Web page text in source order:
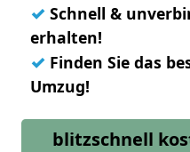
✓ Schnell &
erhalten!
✓ Finden Sie das
Umzug!
blitzschnell